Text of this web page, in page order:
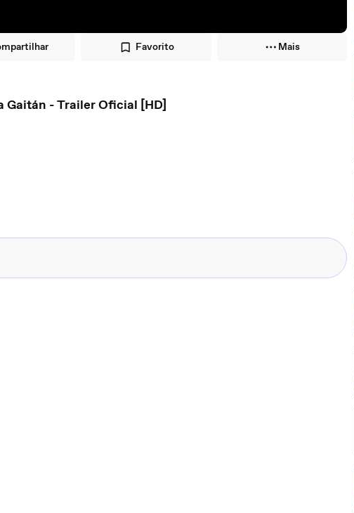
Favorito Mais
Gaitán - Trailer Oficial [HD]